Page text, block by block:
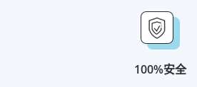
100%安全